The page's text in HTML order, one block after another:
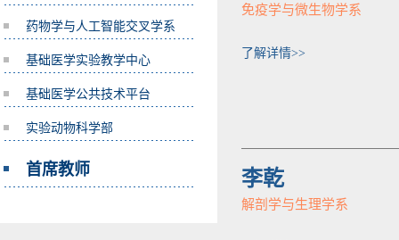
药物学与人工智能交叉学系
基础医学实验教学中心
基础医学公共技术平台
实验动物科学部
首席教师
免疫学与微生物学系
了解详情>>
李乾
解剖学与生理学系